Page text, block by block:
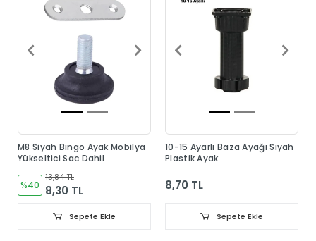
M8 Siyah Bingo Ayak Mobilya
Yükseltici Sac Dahil
%40
13,84 TL
8,30 TL
Sepete Ekle
10-15 Ayarlı Baza Ayağı Siyah
Plastik Ayak
8,70 TL
Sepete Ekle